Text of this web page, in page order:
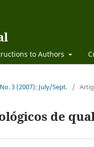
to Authors
3 (2007): July/Sept. /
de